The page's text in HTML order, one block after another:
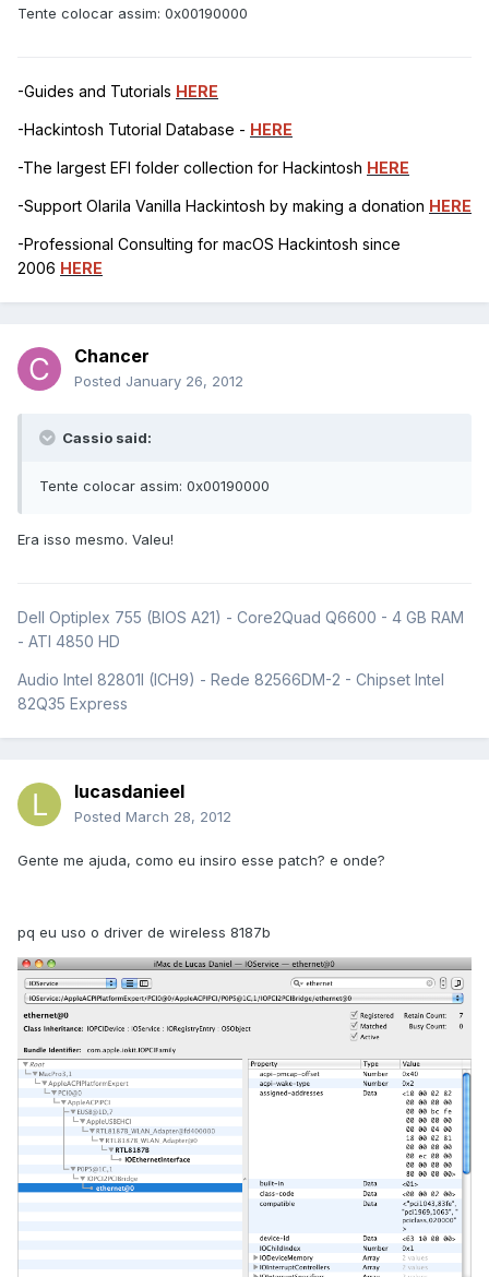
Tente colocar assim: 0x00190000
-Guides and Tutorials HERE
-Hackintosh Tutorial Database - HERE
-The largest EFI folder collection for Hackintosh HERE
-Support Olarila Vanilla Hackintosh by making a donation HERE
-Professional Consulting for macOS Hackintosh since
2006 HERE
Chancer
Posted January 26, 2012
Cassio said:
Tente colocar assim: 0x00190000
Era isso mesmo. Valeu!
Dell Optiplex 755 (BIOS A21) - Core2Quad Q6600 - 4 GB RAM
- ATI 4850 HD
Audio Intel 82801I (ICH9) - Rede 82566DM-2 - Chipset Intel
82Q35 Express
lucasdanieel
Posted March 28, 2012
Gente me ajuda, como eu insiro esse patch? e onde?
pq eu uso o driver de wireless 8187b